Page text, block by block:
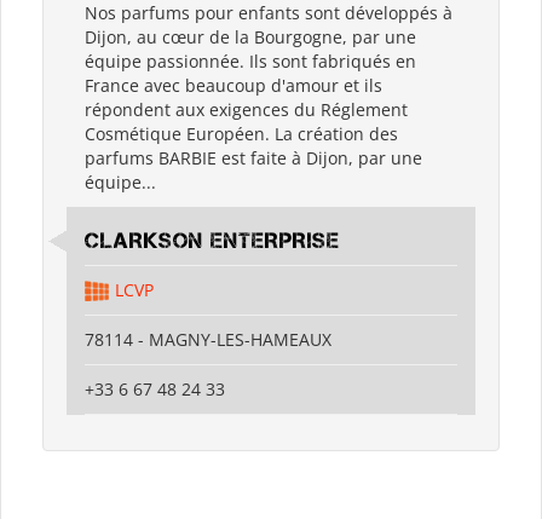
Nos parfums pour enfants sont développés à
Dijon, au cœur de la Bourgogne, par une
équipe passionnée. Ils sont fabriqués en
France avec beaucoup d'amour et ils
répondent aux exigences du Réglement
Cosmétique Européen. La création des
parfums BARBIE est faite à Dijon, par une
équipe...
CLARKSON ENTERPRISE
LCVP
78114 - MAGNY-LES-HAMEAUX
+33 6 67 48 24 33